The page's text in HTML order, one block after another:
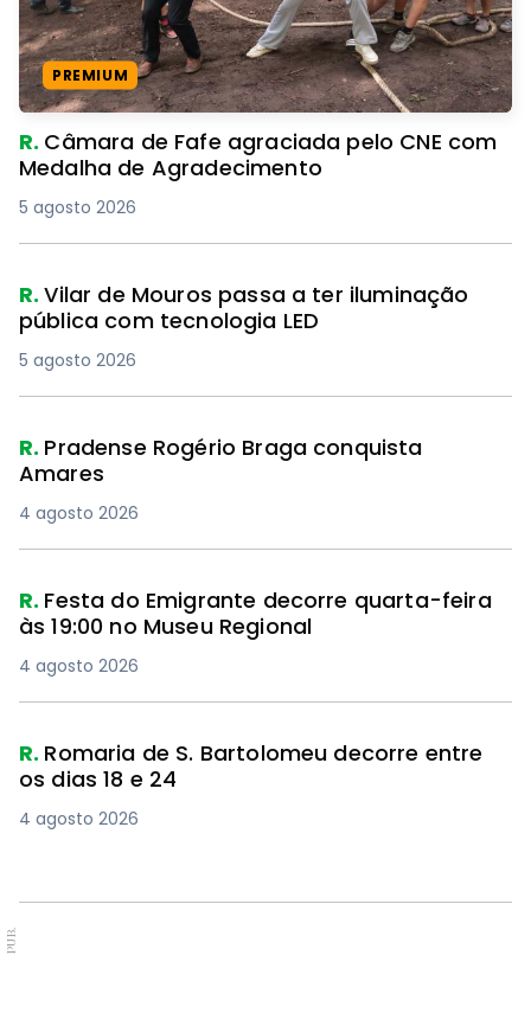
PREMIUM
R. Câmara de Fafe agraciada pelo CNE com
Medalha de Agradecimento
5 agosto 2026
R.Vilar de Mouros passa a ter iluminação
pública com tecnologia LED
5 agosto 2026
R. Pradense Rogério Braga conquista
Amares
4 agosto 2026
R. Festa do Emigrante decorre quarta-feira
às 19:00 no Museu Regional
4 agosto 2026
R. Romaria de S. Bartolomeu decorre entre
os dias 18 e 24
4 agosto 2026
PUB.